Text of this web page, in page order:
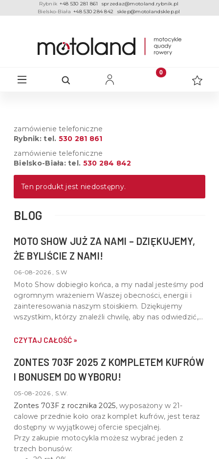
Rybnik +48 530 281 861
sprzedaz@motoland.rybnik.pl
Bielsko-Biała +48 530 284 842 sklep@motolandsklep.pl
zamówienie telefoniczne
Rybnik: tel. 530 281 861
zamówienie telefoniczne
Bielsko-Biała: tel. 530 284 842
Ten produkt jest niedostępny.
BLOG
MOTO SHOW JUŻ ZA NAMI – DZIĘKUJEMY,
ŻE BYLIŚCIE Z NAMI!
06-08-2026 , S.W
Moto Show dobiegło końca, a my nadal jesteśmy pod
ogromnym wrażeniem Waszej obecności, energii i
zainteresowania naszym stoiskiem. Dziękujemy
wszystkim, którzy znaleźli chwilę, aby nas odwiedzić,
do motoryzacji.
CZYTAJ CAŁOŚĆ »
ZONTES 703F 2025 Z KOMPLETEM KUFRÓW
I BONUSEM DO WYBORU!
05-08-2026 , S.W.
Zontes 703F z rocznika 2025, wyposażony w 21-
calowe przednie koło oraz komplet kufrów, jest teraz
dostępny w wyjątkowej ofercie specjalnej.
Przy zakupie motocykla możesz wybrać jeden z
trzech bonusów: